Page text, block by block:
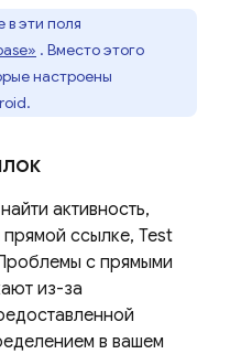
в эти поля
. Вместо этого
настроены
активность,
ссылке, Test
с прямыми
из-за
в вашем